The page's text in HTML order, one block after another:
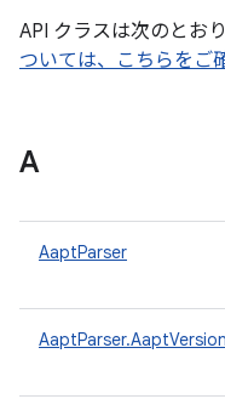
API クラスは次のとおり
ついては、こちらをご
A
AaptParser
AaptParser.AaptVersion